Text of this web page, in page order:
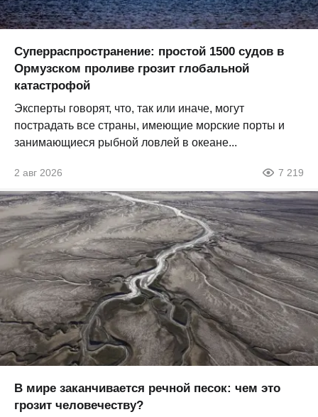
Суперраспространение: простой 1500 судов в
Ормузском проливе грозит глобальной
катастрофой
Эксперты говорят, что, так или иначе, могут
пострадать все страны, имеющие морские порты и
занимающиеся рыбной ловлей в океане...
2 авг 2026 7 219
В мире заканчивается речной песок: чем это
грозит человечеству?